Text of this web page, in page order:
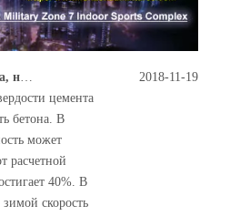
цемента
бетона. В
может
расчетной
40%. В
скорость
2018-11-19